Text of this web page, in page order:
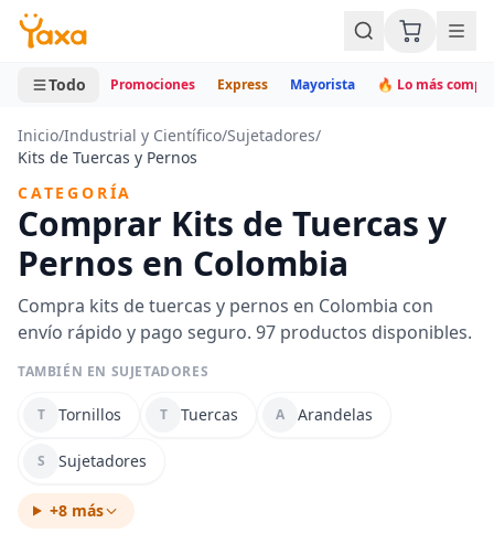
MINI CARRITO
0 productos
Todo Promociones Express Mayorista 🔥 Lo más
Inicio/Industrial y Científico/Sujetadores/
Kits de Tuercas y Pernos
CATEGORÍA
Comprar Kits de Tuercas y
Pernos en Colombia
Compra kits de tuercas y pernos en Colombia con
envío rápido y pago seguro. 97 productos disponibles.
TAMBIÉN EN SUJETADORES
T Tornillos T Tuercas A Arandelas
S Sujetadores
+8 más